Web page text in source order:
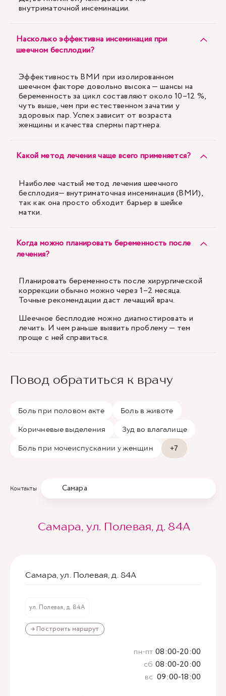
внутриматочной инсеминации.
Насколько эффективна инсеминация при
шеечном бесплодии?
Эффективность ВМИ при изолированном
шеечном факторе довольно высока — шансы на
беременность за цикл составляют около 10–12 %,
чуть выше, чем при естественном зачатии у
здоровых пар. Успех зависит от возраста
женщины и качества спермы партнера.
Какой метод лечения чаще всего применяется?
Наиболее частый метод лечения шеечного
бесплодия— внутриматочная инсеминация (ВМИ),
так как она просто обходит барьер в шейке
матки.
Когда можно планировать беременность после
лечения?
Планировать беременность после хирургической
коррекции обычно можно через 1–2 месяца.
Точные рекомендации даст лечащий врач.
Шеечное бесплодие можно диагностировать и
лечить. И чем раньше выявить проблему — тем
проще с ней справиться.
Повод обратиться к врачу
Боль при половом акте Боль в животе
Коричневые выделения Зуд во влагалище
Боль при мочеиспускании у женщин +7
Контакты Самара
Самара, ул. Полевая, д. 84А
Самара, ул. Полевая, д. 84А
ул. Полевая, д. 84А
→ Построить маршрут
пн-пт 08:00-20:00
сб 08:00-20:00
вс 09:00-18:00